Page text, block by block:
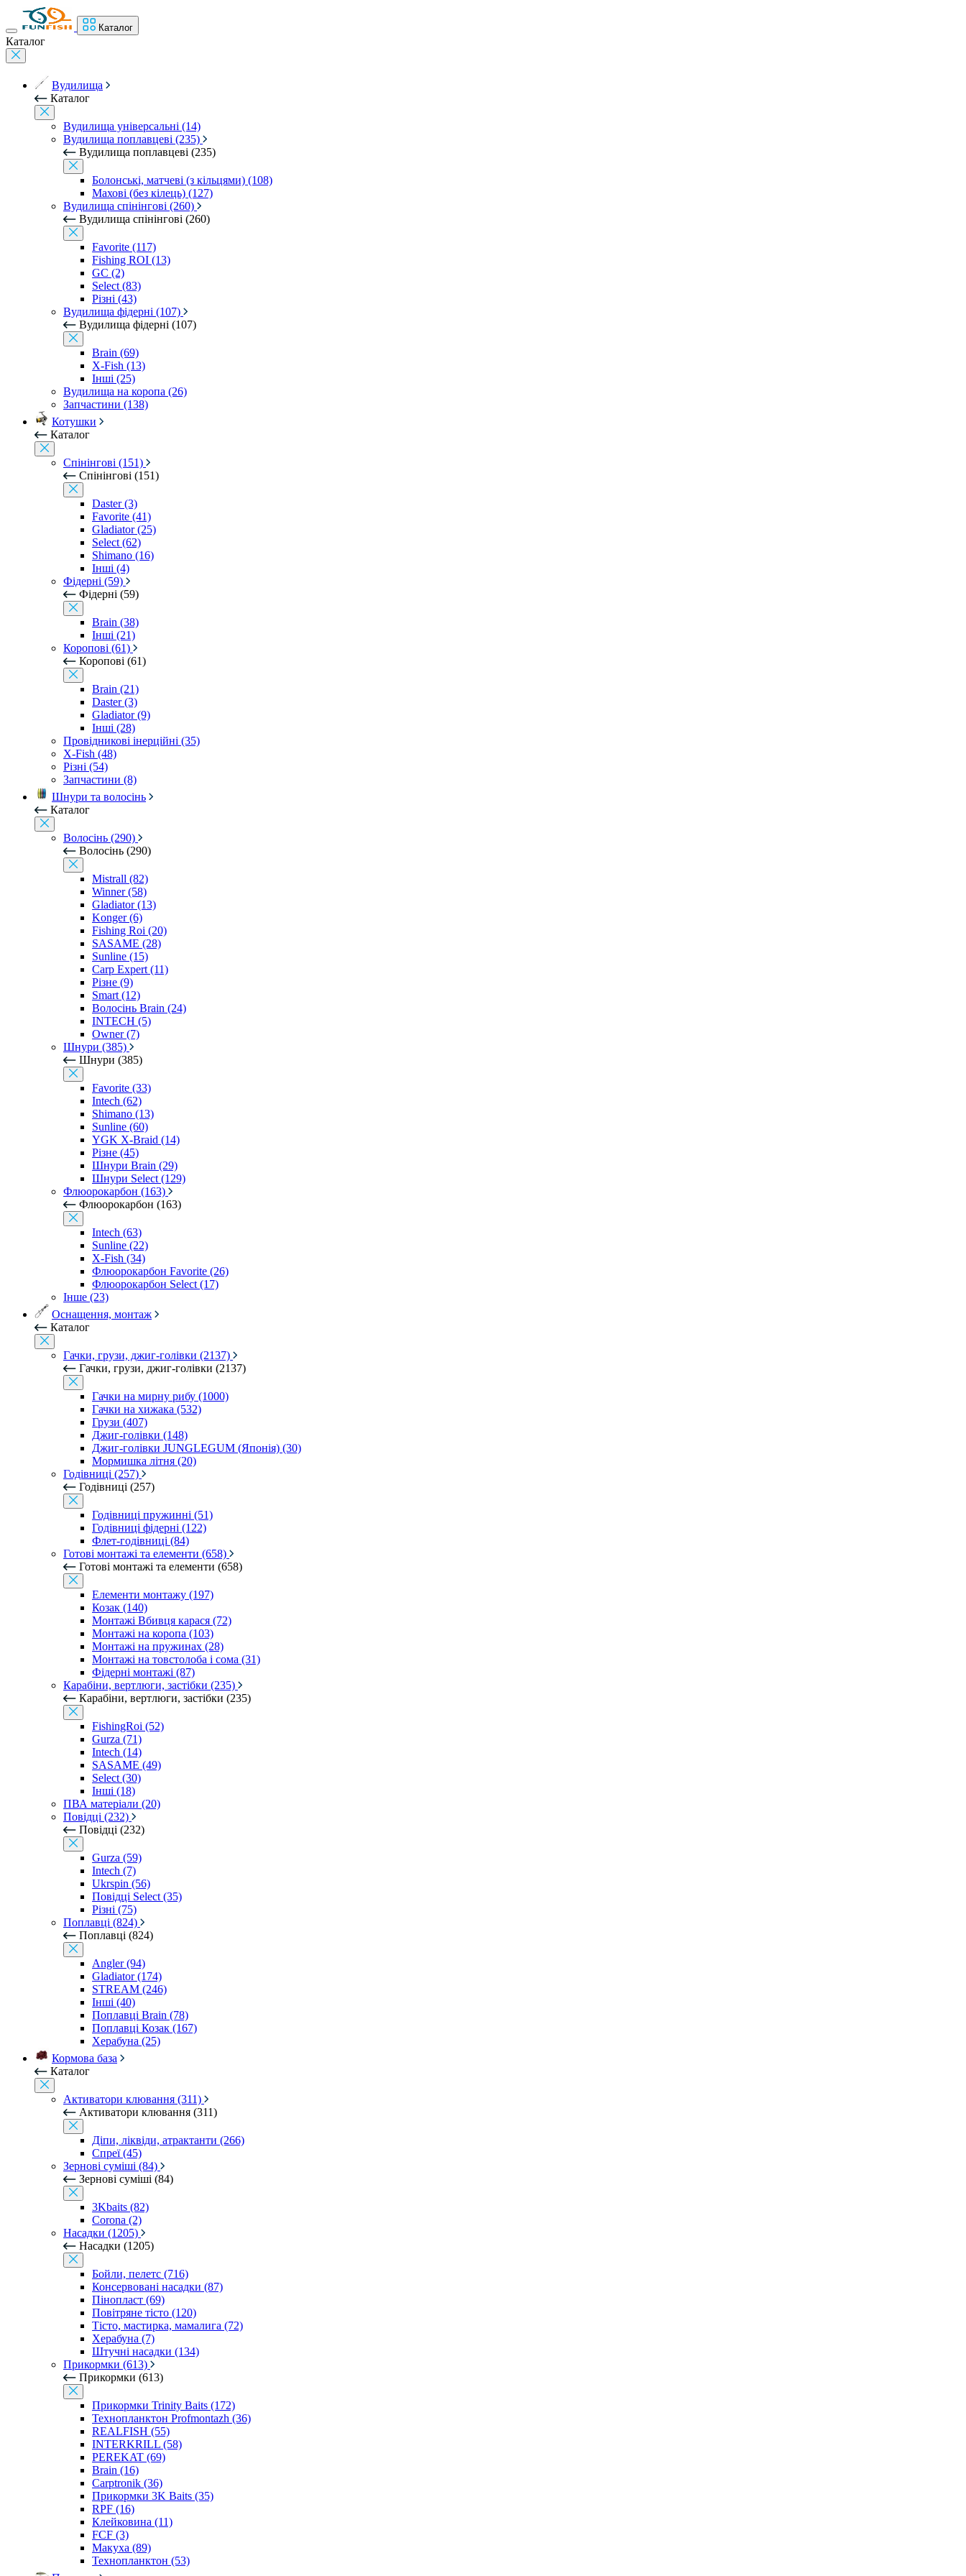
Каталог
Каталог
Вудилища
Каталог
Вудилища універсальні (14)
Вудилища поплавцеві (235)
Вудилища поплавцеві (235)
Болонські, матчеві (з кільцями) (108)
Махові (без кілець) (127)
Вудилища спінінгові (260)
Вудилища спінінгові (260)
Favorite (117)
Fishing ROI (13)
GC (2)
Select (83)
Різні (43)
Вудилища фідерні (107)
Вудилища фідерні (107)
Brain (69)
X-Fish (13)
Інші (25)
Вудилища на коропа (26)
Запчастини (138)
Котушки
Каталог
Спінінгові (151)
Спінінгові (151)
Daster (3)
Favorite (41)
Gladiator (25)
Select (62)
Shimano (16)
Інші (4)
Фідерні (59)
Фідерні (59)
Brain (38)
Інші (21)
Коропові (61)
Коропові (61)
Brain (21)
Daster (3)
Gladiator (9)
Інші (28)
Провідникові інерційні (35)
X-Fish (48)
Різні (54)
Запчастини (8)
Шнури та волосінь
Каталог
Волосінь (290)
Волосінь (290)
Mistrall (82)
Winner (58)
Gladiator (13)
Konger (6)
Fishing Roi (20)
SASAME (28)
Sunline (15)
Carp Expert (11)
Різне (9)
Smart (12)
Волосінь Brain (24)
INTECH (5)
Owner (7)
Шнури (385)
Шнури (385)
Favorite (33)
Intech (62)
Shimano (13)
Sunline (60)
YGK X-Braid (14)
Різне (45)
Шнури Brain (29)
Шнури Select (129)
Флюорокарбон (163)
Флюорокарбон (163)
Intech (63)
Sunline (22)
X-Fish (34)
Флюорокарбон Favorite (26)
Флюорокарбон Select (17)
Інше (23)
Оснащення, монтаж
Каталог
Гачки, грузи, джиг-голівки (2137)
Гачки, грузи, джиг-голівки (2137)
Гачки на мирну рибу (1000)
Гачки на хижака (532)
Грузи (407)
Джиг-голівки (148)
Джиг-голівки JUNGLEGUM (Японія) (30)
Мормишка літня (20)
Годівниці (257)
Годівниці (257)
Годівниці пружинні (51)
Годівниці фідерні (122)
Флет-годівниці (84)
Готові монтажі та елементи (658)
Готові монтажі та елементи (658)
Елементи монтажу (197)
Козак (140)
Монтажі Вбивця карася (72)
Монтажі на коропа (103)
Монтажі на пружинах (28)
Монтажі на товстолоба і сома (31)
Фідерні монтажі (87)
Карабіни, вертлюги, застібки (235)
Карабіни, вертлюги, застібки (235)
FishingRoi (52)
Gurza (71)
Intech (14)
SASAME (49)
Select (30)
Інші (18)
ПВА матеріали (20)
Повідці (232)
Повідці (232)
Gurza (59)
Intech (7)
Ukrspin (56)
Повідці Select (35)
Різні (75)
Поплавці (824)
Поплавці (824)
Angler (94)
Gladiator (174)
STREAM (246)
Інші (40)
Поплавці Brain (78)
Поплавці Козак (167)
Херабуна (25)
Кормова база
Каталог
Активатори клювання (311)
Активатори клювання (311)
Діпи, ліквіди, атрактанти (266)
Спреї (45)
Зернові суміші (84)
Зернові суміші (84)
3Kbaits (82)
Corona (2)
Насадки (1205)
Насадки (1205)
Бойли, пелетс (716)
Консервовані насадки (87)
Пінопласт (69)
Повітряне тісто (120)
Тісто, мастирка, мамалига (72)
Херабуна (7)
Штучні насадки (134)
Прикормки (613)
Прикормки (613)
Прикормки Trinity Baits (172)
Технопланктон Profmontazh (36)
REALFISH (55)
INTERKRILL (58)
PEREKAT (69)
Brain (16)
Carptronik (36)
Прикормки 3K Baits (35)
RPF (16)
Клейковина (11)
FCF (3)
Макуха (89)
Технопланктон (53)